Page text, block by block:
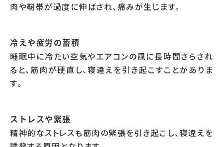
肉や靭帯が過度に伸ばされ、痛みが生じます。
冷えや疲労の蓄積
睡眠中に冷たい空気やエアコンの風に長時間さらされ
ると、筋肉が硬直し、寝違えを引き起こすことがありま
す。
ストレスや緊張
精神的なストレスも筋肉の緊張を引き起こし、寝違えを